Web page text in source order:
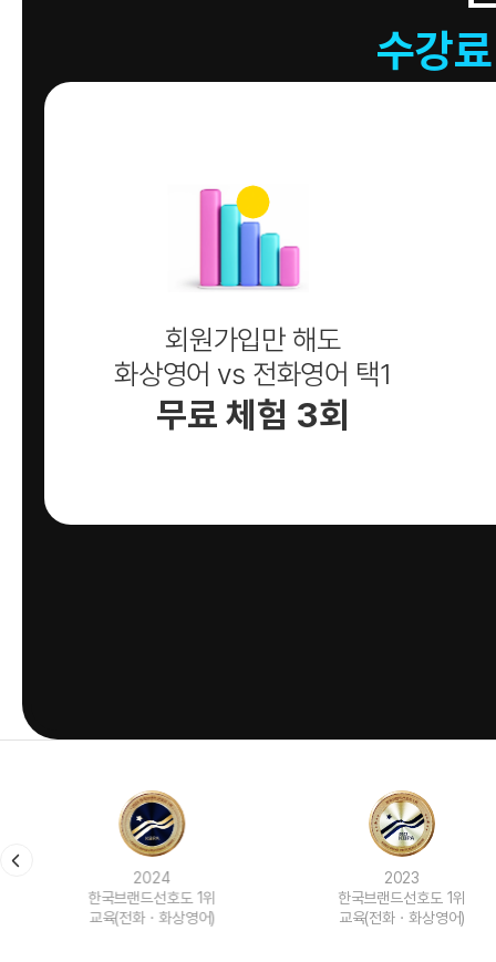
수강
회원가입만 해도
화상영어 vs 전화영어 택1
무료 체험 3회
2024
한국브랜드선호도 1위
교육(전화ㆍ화상영어)
2023
한국브랜드선호도 1위
교육(전화ㆍ화상영어)